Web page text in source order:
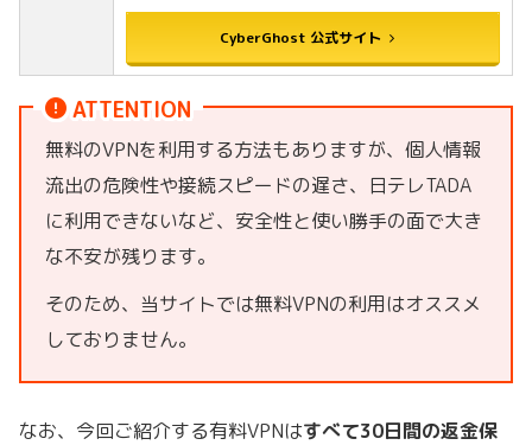
CyberGhost 公式サイト
ATTENTION
無料のVPNを利用する方法もありますが、 個人情報
流出の危険性や接続スピードの遅さ、日テレTADA
に利用できないなど、安全性と使い勝手の面で大き
な不安が残ります。
そのため、当サイトでは無料VPNの利用はオススメ
しておりません。
なお、今回ご紹介する有料VPNはすべて30日間の返金保